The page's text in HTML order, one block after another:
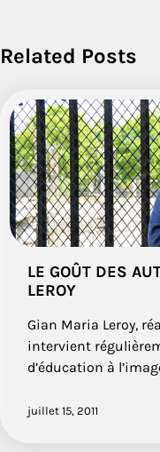
Related Posts
LE GOÛT DES
LEROY
Gian Maria Leroy,
intervient
d’éducation à
juillet 15, 2011